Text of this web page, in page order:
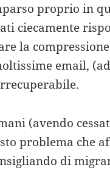
proprio in
ciecamente
la
email,
(avendo
problema che
di